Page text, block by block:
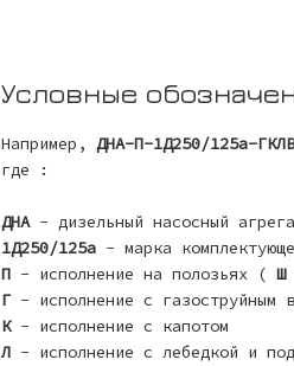
Условные
Например, ДНА-П-1Д250/125а-
где :
ДНА- дизельный насосный
1Д250/125а - марка
П - исполнение на полозьях ( Ш
Г - исполнение с газоструйным
К- исполнение с капотом
Л - исполнение с лебедкой и